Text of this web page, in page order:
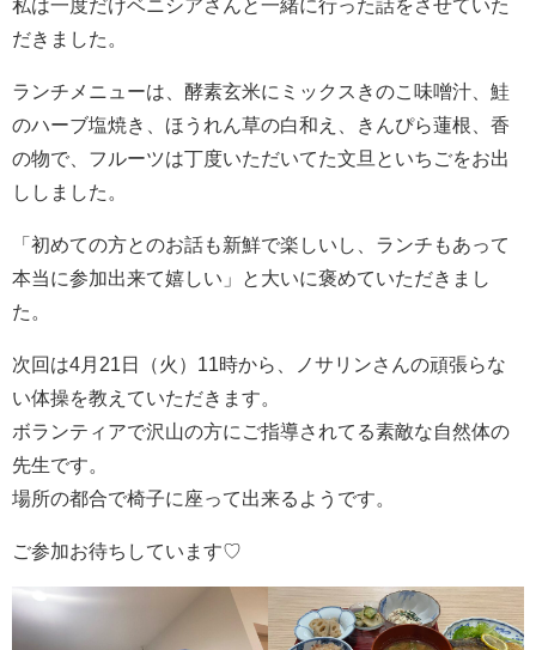
私は一度だけベニシアさんと一緒に行った話をさせていた
だきました。
ランチメニューは、酵素玄米にミックスきのこ味噌汁、鮭
のハーブ塩焼き、ほうれん草の白和え、きんぴら蓮根、香
の物で、フルーツは丁度いただいてた文旦といちごをお出
ししました。
「初めての方とのお話も新鮮で楽しいし、ランチもあって
本当に参加出来て嬉しい」と大いに褒めていただきまし
た。
次回は4月21日（火）11時から、ノサリンさんの頑張らな
い体操を教えていただきます。
ボランティアで沢山の方にご指導されてる素敵な自然体の
先生です。
場所の都合で椅子に座って出来るようです。
ご参加お待ちしています♡